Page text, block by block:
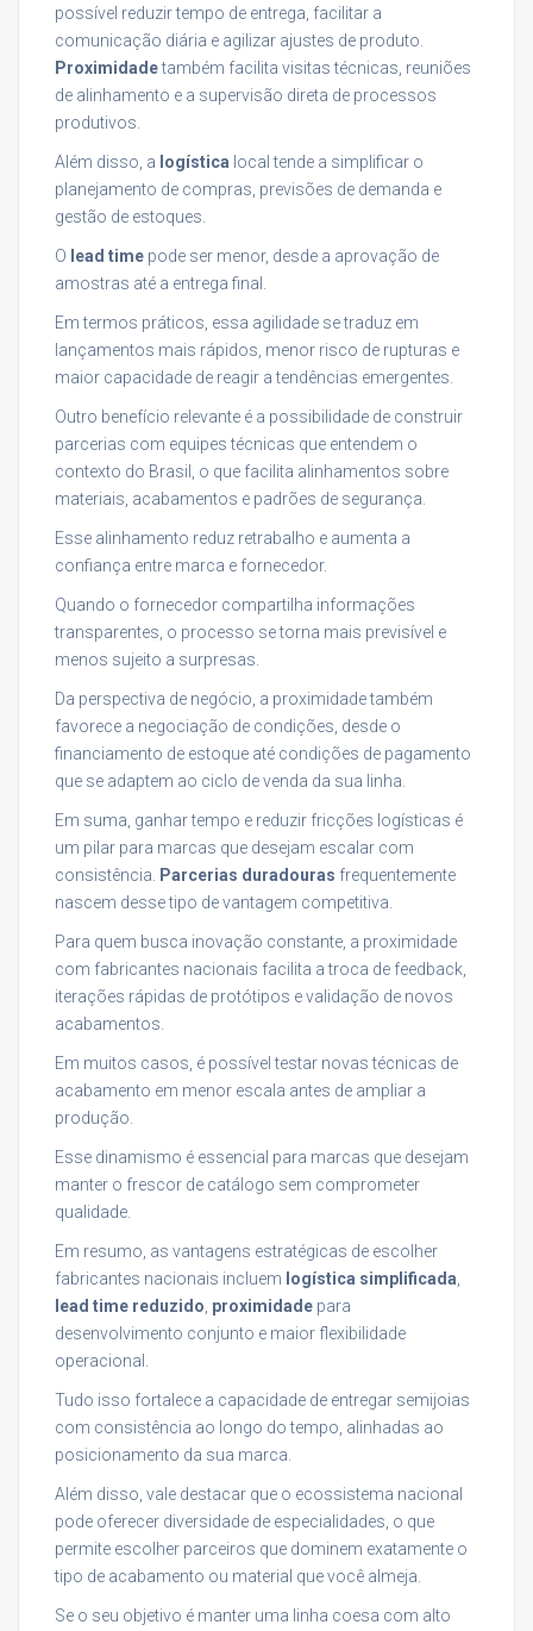
possível reduzir tempo de entrega, facilitar a
comunicação diária e agilizar ajustes de produto.
Proximidadetambém facilita visitas técnicas, reuniões
de alinhamento e a supervisão direta de processos
produtivos.
Além disso, a logística local tende a simplificar o
planejamento de compras, previsões de demanda e
gestão de estoques.
O lead time pode ser menor, desde a aprovação de
amostras até a entrega final.
Em termos práticos, essa agilidade se traduz em
lançamentos mais rápidos, menor risco de rupturas e
maior capacidade de reagir a tendências emergentes.
Outro benefício relevante é a possibilidade de construir
parcerias com equipes técnicas que entendem o
contexto do Brasil, o que facilita alinhamentos sobre
materiais, acabamentos e padrões de segurança.
Esse alinhamento reduz retrabalho e aumenta a
confiança entre marca e fornecedor.
Quando o fornecedor compartilha informações
transparentes, o processo se torna mais previsível e
menos sujeito a surpresas.
Da perspectiva de negócio, a proximidade também
favorece a negociação de condições, desde o
financiamento de estoque até condições de pagamento
que se adaptem ao ciclo de venda da sua linha.
Em suma, ganhar tempo e reduzir fricções logísticas é
um pilar para marcas que desejam escalar com
consistência.
Parcerias duradouras frequentemente
nascem desse tipo de vantagem competitiva.
Para quem busca inovação constante, a proximidade
com fabricantes nacionais facilita a troca de feedback,
iterações rápidas de protótipos e validação de novos
acabamentos.
Em muitos casos, é possível testar novas técnicas de
acabamento em menor escala antes de ampliar a
produção.
Esse dinamismo é essencial para marcas que desejam
manter o frescor de catálogo sem comprometer
qualidade.
Em resumo, as vantagens estratégicas de escolher
fabricantes nacionais incluem logística simplificada
lead time reduzido proximidade para
desenvolvimento conjunto e maior flexibilidade
operacional.
Tudo isso fortalece a capacidade de entregar semijoias
com consistência ao longo do tempo, alinhadas ao
posicionamento da sua marca.
Além disso, vale destacar que o ecossistema nacional
pode oferecer diversidade de especialidades, o que
permite escolher parceiros que dominem exatamente o
tipo de acabamento ou material que você almeja.
Se o seu objetivo é manter uma linha coesa com alto